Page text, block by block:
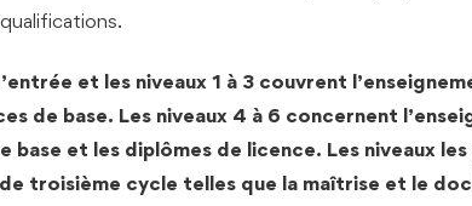
et les niveaux 1 à 3 couvrent
de base. Les niveaux 4 à 6 concernent
base et les diplômes de licence. Les niveaux
troisième cycle telles que la maîtrise et le